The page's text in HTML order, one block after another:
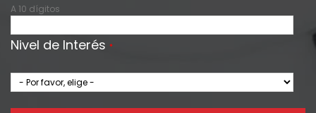
A 10 dígitos
Nivel de Interés *